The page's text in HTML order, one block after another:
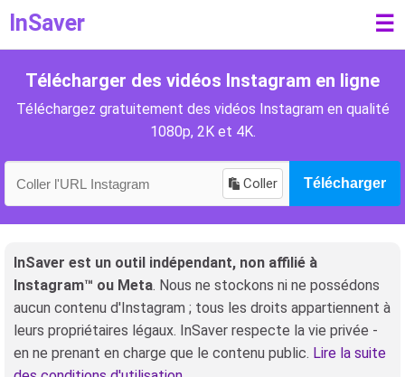
InSaver ☰
Télécharger des vidéos Instagram en ligne
Téléchargez gratuitement des vidéos Instagram en qualité
1080p, 2K et 4K.
Coller Télécharger
InSaver est un outil indépendant, non affilié à
Instagram™ ou Meta. Nous ne stockons ni ne possédons
aucun contenu d'Instagram ; tous les droits appartiennent à
leurs propriétaires légaux. InSaver respecte la vie privée -
en ne prenant en charge que le contenu public. Lire la suite